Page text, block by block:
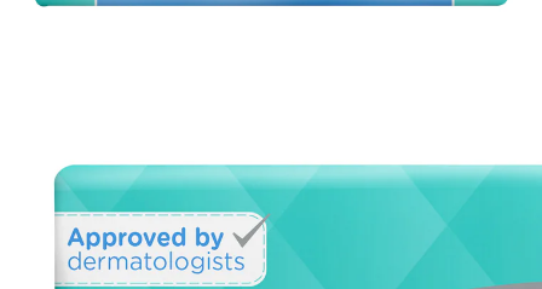
incl. btw en plusVerzendkosten
Variantmedium